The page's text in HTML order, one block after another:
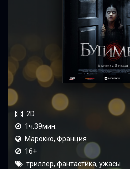
2D
1ч.39мин.
Марокко, Франция
16+
триллер, фантастика, ужасы